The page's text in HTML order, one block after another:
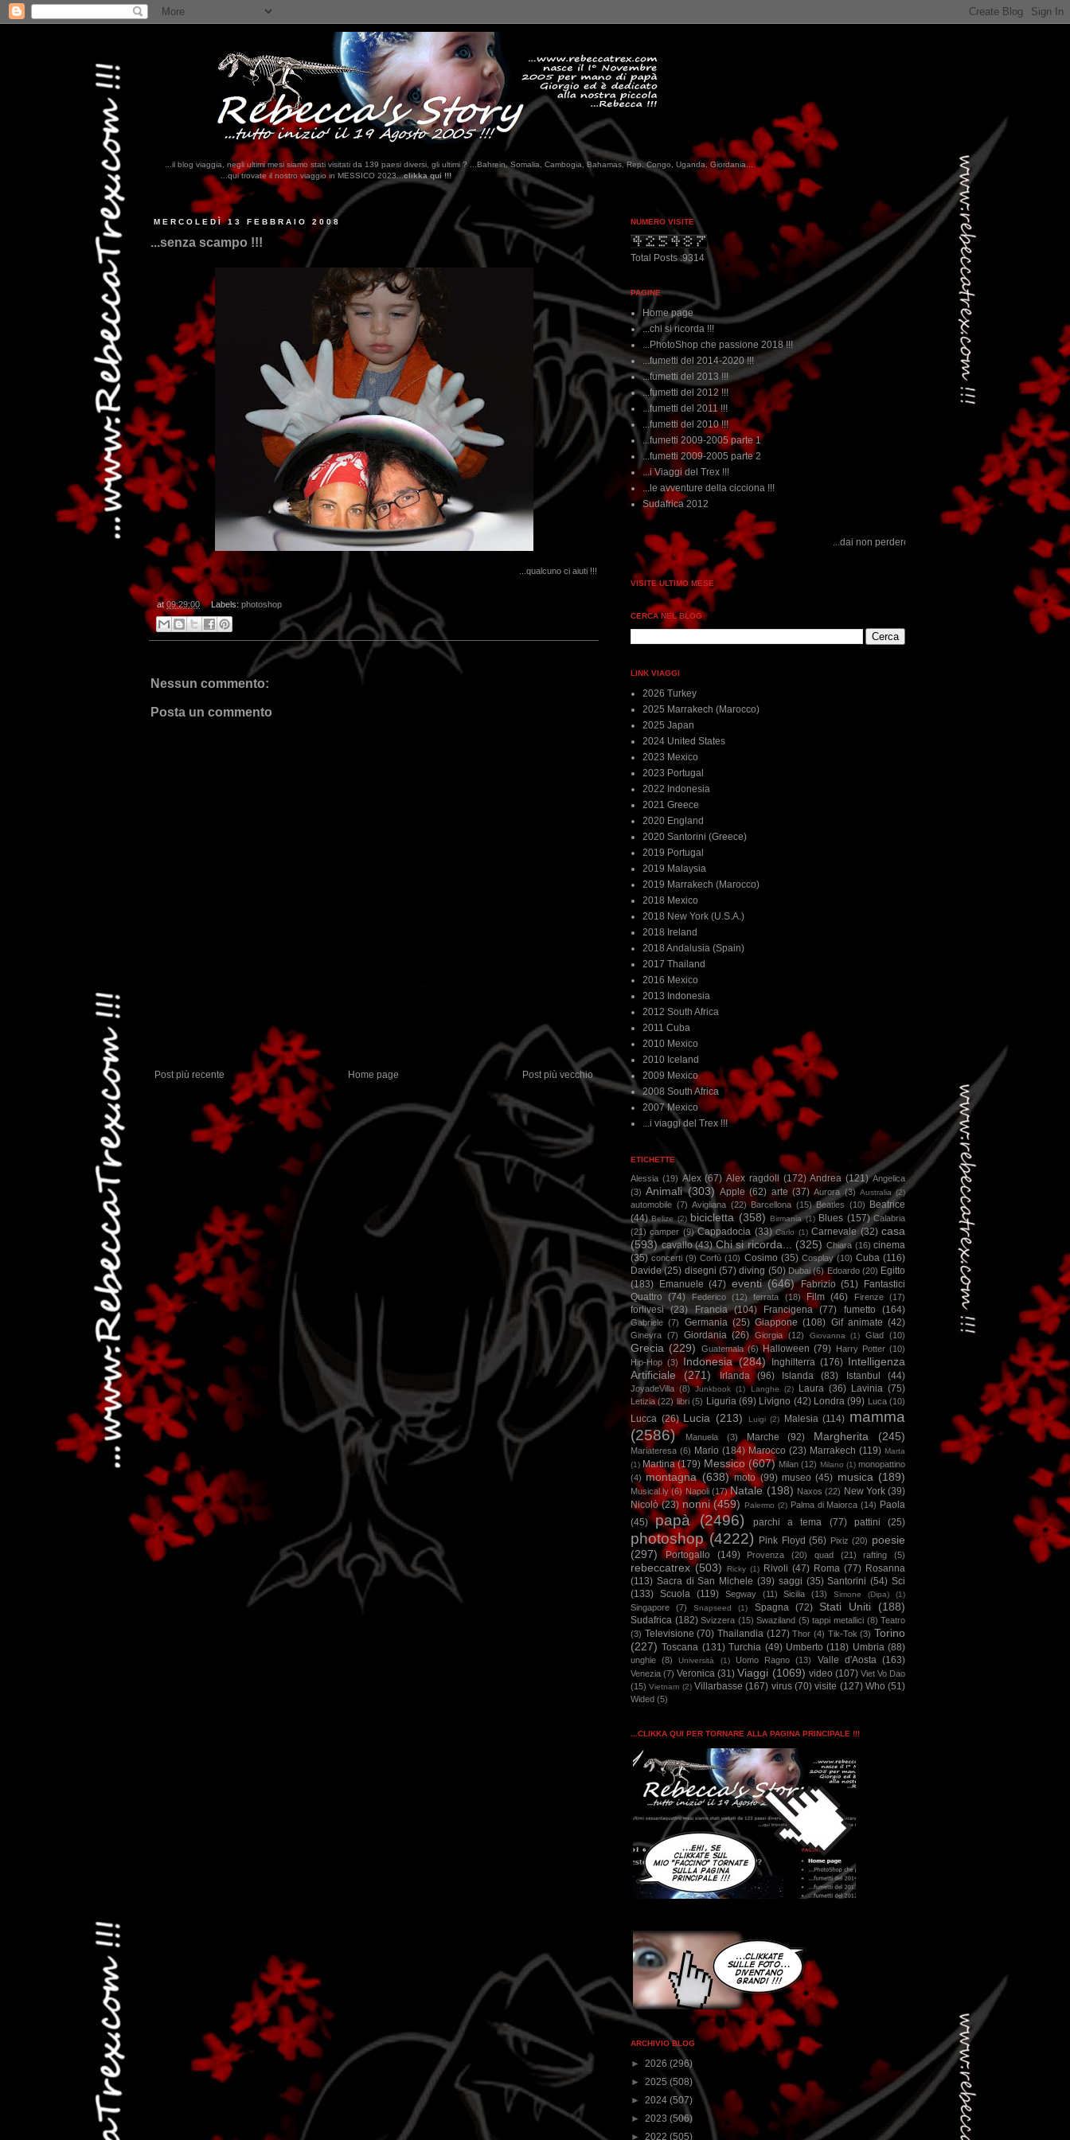
...il blog viaggia, negli ultimi mesi siamo stati visitati da 139 paesi diversi, gli ultimi ? ...Bahrein, Somalia, Cambogia, Bahamas, Rep. Congo, Uganda, Giordania...
...qui trovate il nostro viaggio in MESSICO 2023...clikka qui !!!
MERCOLEDÌ 13 FEBBRAIO 2008
...senza scampo !!!
...qualcuno ci aiuti !!!
at09:29:00 Labels: photoshop
Nessun commento:
Posta un commento
Post più recente Post più vecchio
Home page
NUMERO VISITE
Total Posts :9314
PAGINE
Home page
...chi si ricorda !!!
...PhotoShop che passione 2018 !!!
...fumetti del 2014-2020 !!!
...fumetti del 2013 !!!
...fumetti del 2012 !!!
...fumetti del 2011 !!!
...fumetti del 2010 !!!
...fumetti 2009-2005 parte 1
...fumetti 2009-2005 parte 2
...i Viaggi del Trex !!!
...le avventure della cicciona !!!
Sudafrica 2012
...dai non perdere tempo, clikka "qui", c'è il meglio del www.rebeccatrex.com
VISITE ULTIMO MESE
CERCA NEL BLOG
LINK VIAGGI
2026 Turkey
2025 Marrakech (Marocco)
2025 Japan
2024 United States
2023 Mexico
2023 Portugal
2022 Indonesia
2021 Greece
2020 England
2020 Santorini (Greece)
2019 Portugal
2019 Malaysia
2019 Marrakech (Marocco)
2018 Mexico
2018 New York (U.S.A.)
2018 Ireland
2018 Andalusia (Spain)
2017 Thailand
2016 Mexico
2013 Indonesia
2012 South Africa
2011 Cuba
2010 Mexico
2010 Iceland
2009 Mexico
2008 South Africa
2007 Mexico
...i viaggi del Trex !!!
ETICHETTE
Alessia (19) Alex (67) Alex ragdoll (172) Andrea (121) Angelica
(3) Animali (303) Apple (62) arte (37) Aurora (3) Australia (2)
automobile (7) Avigliana (22) Barcellona (15) Beatles (10)
Beatrice
(44) Belize (2) bicicletta (358) Birmania (1) Blues (157) Calabria
(21) camper (9) Cappadocia (33) Carlo (1) Carnevale (32) casa
(593) cavallo (43) Chi si ricorda... (325) Chiara (16) cinema
(35) concerti (9) Corfù (10) Cosimo (35) Cosplay (10) Cuba (116)
Davide (25) disegni (57) diving (50) Dubai (6) Edoardo (20) Egitto
(183)
Emanuele (47) eventi (646) Fabrizio (51)
Fantastici
Quattro (74) Federico (12) ferrata (18) Film (46) Firenze (17)
forlivesi (23) Francia (104) Francigena (77) fumetto (164)
Gabriele (7) Germania (25) Giappone (108) Gif animate (42)
Ginevra (7) Giordania (26) Giorgia (12) Giovanna (1) Glad (10)
Grecia (229) Guatemala (6) Halloween (79) Harry Potter (10)
Hip-Hop (3) Indonesia (284) Inghilterra (176) Intelligenza
Artificiale
(271) Irlanda (96) Islanda (83) Istanbul (44)
JoyadeVilla (8) Junkbook (1) Langhe (2) Laura (36) Lavinia (75)
Letizia (22) libri (5) Liguria (69) Livigno (42) Londra (99) Luca (10)
Lucca (26) Lucia (213) Luigi (2) Malesia (114) mamma
(2586)
Manuela (3) Marche (92) Margherita (245)
Mariateresa (6) Mario (184) Marocco (23) Marrakech (119) Marta
(1) Martina (179) Messico (607) Milan (12) Milano (1) monopattino
(4) montagna (638) moto (99) museo (45) musica (189)
Musical.ly (6) Napoli (17) Natale (198) Naxos (22) New York (39)
Nicolò (23) nonni (459) Palermo (2) Palma di Maiorca (14) Paola
(45)
papà (2496) parchi a tema (77) pattini (25)
photoshop (4222) Pink Floyd (56) Pixiz (20) poesie
(297)
Portogallo (149) Provenza (20) quad (21) rafting (5)
rebeccatrex (503) Ricky (1) Rivoli (47) Roma (77) Rosanna
(113) Sacra di San Michele (39) saggi (35) Santorini (54) Sci
(133) Scuola (119) Segway (11) Sicilia (13) Simone (Dipa) (1)
Singapore (7) Snapseed (1) Spagna (72) Stati Uniti (188)
Sudafrica (182) Svizzera (15) Swaziland (5) tappi metallici (8) Teatro
(3) Televisione (70) Thailandia (127) Thor (4) Tik-Tok (3) Torino
(227) Toscana (131) Turchia (49) Umberto (118) Umbria (88)
unghie (8) Università (1) Uomo Ragno (13) Valle d'Aosta (163)
Venezia (7) Veronica (31) Viaggi (1069) video (107) Viet Vo Dao
(15) Vietnam (2) Villarbasse (167) virus (70) visite (127) Who (51)
Wided (5)
...CLIKKA QUI PER TORNARE ALLA PAGINA PRINCIPALE !!!
ARCHIVIO BLOG
► 2026 (296)
► 2025 (508)
► 2024 (507)
► 2023 (506)
► 2022 (505)